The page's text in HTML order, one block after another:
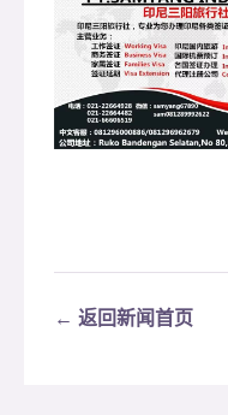
← 返回新闻首页